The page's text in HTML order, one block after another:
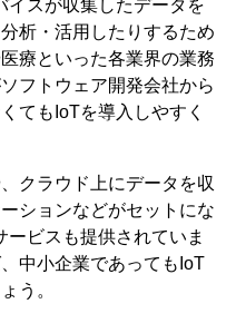
イスが収集したデータを
析・活用したりするため
療といった各業界の業務
フトウェア開発会社から
てもIoTを導入しやすく
クラウド上にデータを収
ションなどがセットにな
ビスも提供されていま
中小企業であってもIoT
う。